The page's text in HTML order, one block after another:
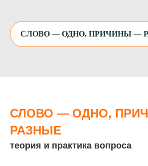
СЛОВО — ОДНО,
РАЗНЫЕ
теория и практика вопроса